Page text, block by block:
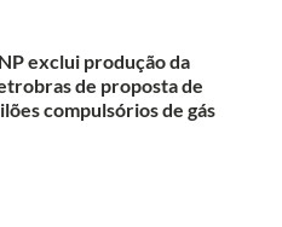
exclui produção da
de proposta de
compulsórios de gás